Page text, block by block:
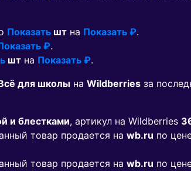
Показать шт на Показать ₽.
₽.
шт на Показать ₽.
для школы на Wildberries за
и блестками, артикул на Wildberries
товар продается на wb.ru по
товар продается на wb.ru по